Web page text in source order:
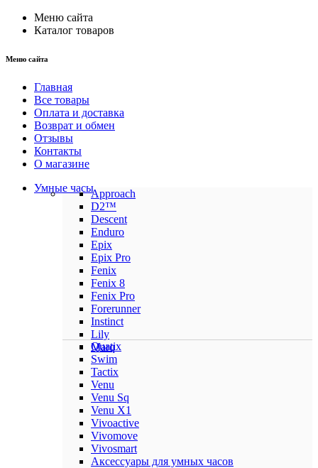
Меню сайта
Каталог товаров
Меню сайта
Главная
Все товары
Оплата и доставка
Возврат и обмен
Отзывы
Контакты
О магазине
Умные часыApproach
D2™
Descent
Enduro
Epix
Epix Pro
Fenix
Fenix 8
Fenix Pro
Forerunner
Instinct
Lily
Marq
Quatix
Swim
Tactix
Venu
Venu Sq
Venu X1
Vivoactive
Vivomove
Vivosmart
Аксессуары для умных часов